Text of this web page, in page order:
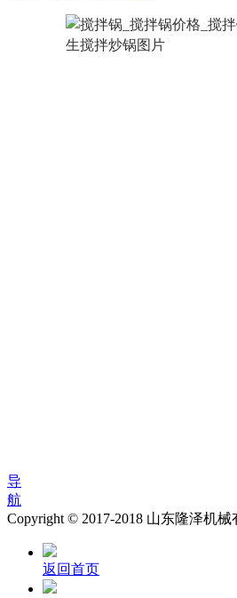
导
航
Copyright © 2017-2018 山东隆泽机
返回首页